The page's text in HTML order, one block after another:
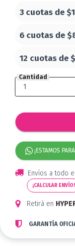
3 cuotas de
6 cuotas de
12 cuotas de
Cantidad
¡ESTAMOS
Envíos a todo
¡CALCULAR ENVÍO!
Retirá en
GARANTÍA